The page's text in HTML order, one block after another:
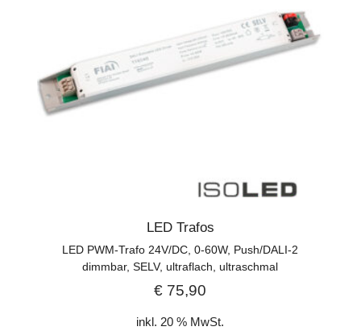
LED Trafos
LED PWM-Trafo 24V/DC, 0-60W, Push/DALI-2
dimmbar, SELV, ultraflach, ultraschmal
€ 75,90
inkl. 20 % MwSt.